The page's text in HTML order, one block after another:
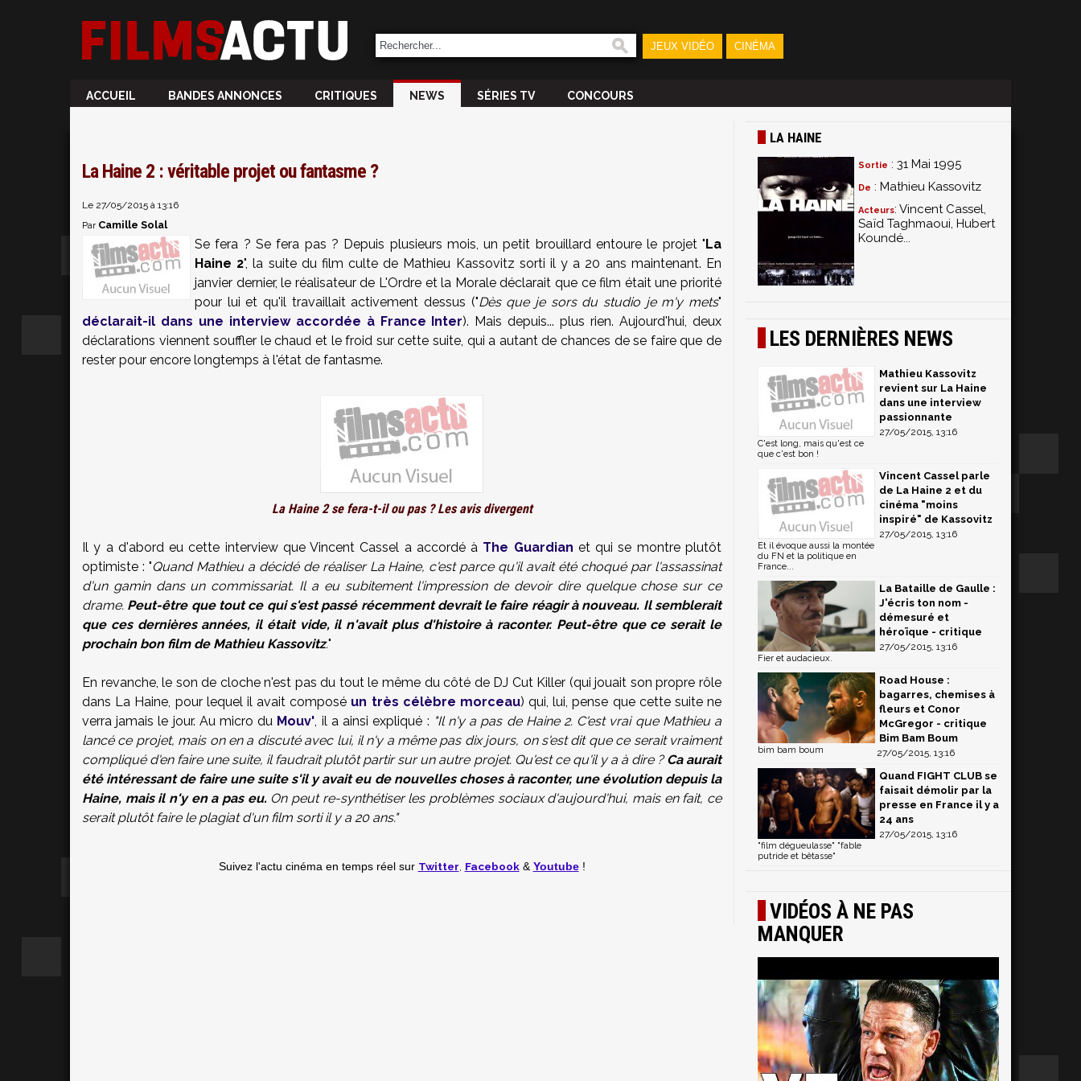
JEUX VIDÉO CINÉMA
ACCUEIL BANDES ANNONCES CRITIQUES NEWS SÉRIES TV CONCOURS
La Haine 2 : véritable projet ou fantasme ?
Le 27/05/2015 à 13:16
Par Camille Solal
Se fera ? Se fera pas ? Depuis plusieurs mois, un petit brouillard entoure le projet "La
Haine 2", la suite du film culte de Mathieu Kassovitz sorti il y a 20 ans maintenant. En
janvier dernier, le réalisateur de L'Ordre et la Morale déclarait que ce film était une priorité
pour lui et qu'il travaillait activement dessus ("Dès que je sors du studio je m'y mets"
déclarait-il dans une interview accordée à France Inter). Mais depuis... plus rien. Aujourd'hui, deux
déclarations viennent souffler le chaud et le froid sur cette suite, qui a autant de chances de se faire que de
rester pour encore longtemps à l'état de fantasme.
La Haine 2 se fera-t-il ou pas ? Les avis divergent
Il y a d'abord eu cette interview que Vincent Cassel a accordé à The Guardian et qui se montre plutôt
optimiste : "Quand Mathieu a décidé de réaliser La Haine, c'est parce qu'il avait été choqué par l'assassinat
d'un gamin dans un commissariat. Il a eu subitement l'impression de devoir dire quelque chose sur ce
drame. Peut-être que tout ce qui s'est passé récemment devrait le faire réagir à nouveau. Il semblerait
que ces dernières années, il était vide, il n'avait plus d'histoire à raconter. Peut-être que ce serait le
prochain bon film de Mathieu Kassovitz."
En revanche, le son de cloche n'est pas du tout le même du côté de DJ Cut Killer (qui jouait son propre rôle
dans La Haine, pour lequel il avait composé un très célèbre morceau) qui, lui, pense que cette suite ne
verra jamais le jour. Au micro du Mouv', il a ainsi expliqué : "Il n'y a pas de Haine 2. C'est vrai que Mathieu a
lancé ce projet, mais on en a discuté avec lui, il n'y a même pas dix jours, on s'est dit que ce serait vraiment
compliqué d'en faire une suite, il faudrait plutôt partir sur un autre projet. Qu'est ce qu'il y a à dire ?Ca aurait
été intéressant de faire une suite s'il y avait eu de nouvelles choses à raconter, une évolution depuis la
Haine, mais il n'y en a pas eu. On peut re-synthétiser les problèmes sociaux d'aujourd'hui, mais en fait, ce
serait plutôt faire le plagiat d'un film sorti il y a 20 ans."
Suivez l'actu cinéma en temps réel sur Twitter Facebook& Youtube!
LA HAINE
Sortie : 31 Mai 1995
De : Mathieu Kassovitz
Acteurs: Vincent Cassel,
Saïd Taghmaoui, Hubert
Koundé...
LES DERNIÈRES NEWS
Mathieu Kassovitz
revient sur La Haine
dans une interview
passionnante
27/05/2015, 13:16
C'est long, mais qu'est ce
que c'est bon !
Vincent Cassel parle
de La Haine 2 et du
cinéma "moins
inspiré" de Kassovitz
27/05/2015, 13:16
Et il évoque aussi la montée
du FN et la politique en
France...
La Bataille de Gaulle :
J'écris ton nom -
démesuré et
héroïque - critique
27/05/2015, 13:16
Fier et audacieux.
Road House :
bagarres, chemises à
fleurs et Conor
McGregor - critique
Bim Bam Boum
27/05/2015, 13:16
bim bam boum
Quand FIGHT CLUB se
faisait démolir par la
presse en France il y a
24 ans
27/05/2015, 13:16
"film dégueulasse" "fable
putride et bêtasse"
VIDÉOS À NE PAS
MANQUER